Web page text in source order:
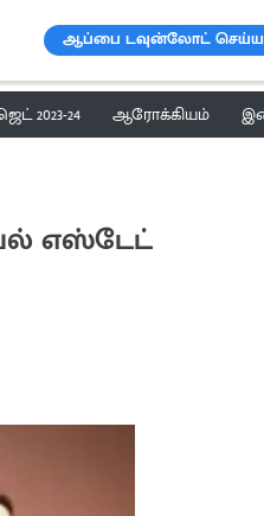
ஆப்பை டவுன்லோட்
2023-24 ஆரோக்கியம்
எஸ்டேட்